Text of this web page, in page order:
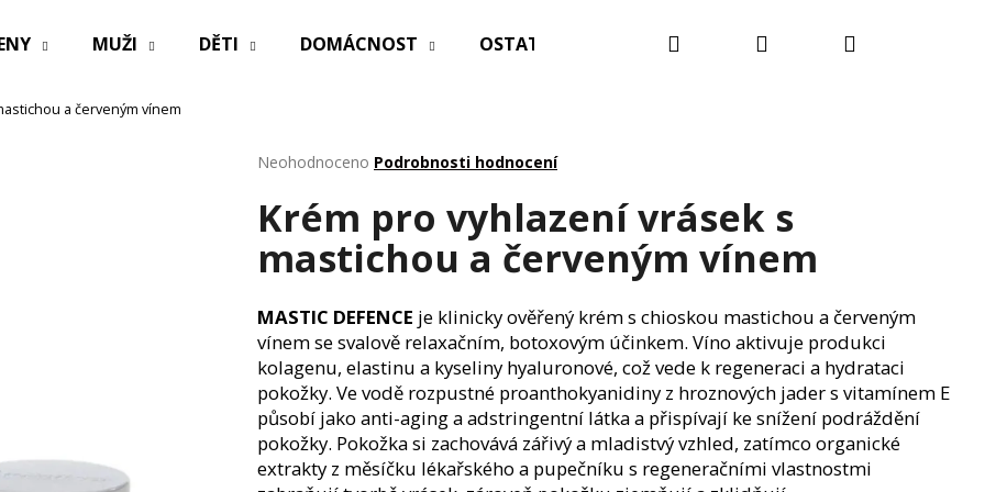
MUŽI DĚTI DOMÁCNOST OSTATNÍ Kontakty Hodnocení
Hledat PřihlášeníNákupní
a červeným vínem
Průměrné
produktu
je
hvězdiček.
Neohodnoceno Podrobnosti hodnocení
Krém pro vyhlazení vrásek s
mastichou a červeným vínem
MASTIC DEFENCE je klinicky ověřený krém s chioskou mastichou a červeným
vínem se svalově relaxačním, botoxovým účinkem. Víno aktivuje produkci
kolagenu, elastinu a kyseliny hyaluronové, což vede k regeneraci a hydrataci
pokožky. Ve vodě rozpustné proanthokyanidiny z hroznových jader s vitamínem E
působí jako anti-aging a adstringentní látka a přispívají ke snížení podráždění
pokožky. Pokožka si zachovává zářivý a mladistvý vzhled, zatímco organické
extrakty z měsíčku lékařského a pupečníku s regeneračními vlastnostmi
Co potřebujete najít?
HLEDAT
PAPÍRKY ECO HAUS MIX VŮNÍ 25 OBAL NA ZDRAVOTNÍ A OČKOVACÍ